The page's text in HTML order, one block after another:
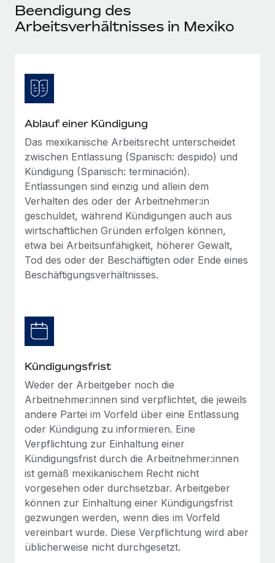
Tools
Frag unsere Expert:innen
Hilfe von Expert:innen für globale HR & Compliance
Background-Checks
Einfacheres Bewerber:innen-Screening
Compliance Watchtower
Lückenlose Compliance
Geräteverwaltung
Globale Bereitstellung und Verfolgung von IT-
Geräten
Gründung von Niederlassungen
Schnelle, rechtssichere Gründung von
Mühelose Relocation von Mitarbeiter:innen
Mühelose Verwaltung von Benefits
Partner werden
Beratung zu Integrationen und KI-Automatisierung
So hat der KI-Vorreiter Weaviate sein Team mit
Remote um 120 % vergrößert
Weaviate auf einen Blick Weaviate entwickelt KI-basierte
Open-Source-Infrastrukturen. Das...
Mehr erfahren
Strategische Partnerschaft zwischen
Reverse Tech und Remote für Contractor
Management und Payroll
Wellness-Startup Reverse Tech hat das globale...
Mehr erfahren
Events
Newsroom
Insights Center
Alle Ressourcen anzeigen
BLOG
Globale Payroll
EOR und PEO
Contractor Management
BLOG
Neues zu Remote-Produkten: Integration mit
Gusto und Zero und Contractor Management
Plus
Auch im neuen Jahr wollen wir bei Remote Unternehmen
Mehr erfahren
Wie Phiture 55 Mitarbeiter:innen in 19 Ländern
mit Remote verwaltet
Phiture ist der unumstrittene Marktführer im Bereich der
Wachstumsberatung für mobile Apps. Das...
Beendigung des
Arbeitsverhältnisses in Mexiko
Ablauf einer Kündigung
Das mexikanische Arbeitsrecht unterscheidet
zwischen Entlassung (Spanisch: despido) und
Kündigung (Spanisch: terminación).
Entlassungen sind einzig und allein dem
Verhalten des oder der Arbeitnehmer:in
geschuldet, während Kündigungen auch aus
wirtschaftlichen Gründen erfolgen können,
etwa bei Arbeitsunfähigkeit, höherer Gewalt,
Tod des oder der Beschäftigten oder Ende eines
Beschäftigungsverhältnisses.
Kündigungsfrist
Weder der Arbeitgeber noch die
Arbeitnehmer:innen sind verpflichtet, die jeweils
andere Partei im Vorfeld über eine Entlassung
oder Kündigung zu informieren. Eine
Verpflichtung zur Einhaltung einer
Kündigungsfrist durch die Arbeitnehmer:innen
ist gemäß mexikanischem Recht nicht
vorgesehen oder durchsetzbar. Arbeitgeber
können zur Einhaltung einer Kündigungsfrist
gezwungen werden, wenn dies im Vorfeld
vereinbart wurde. Diese Verpflichtung wird aber
üblicherweise nicht durchgesetzt.